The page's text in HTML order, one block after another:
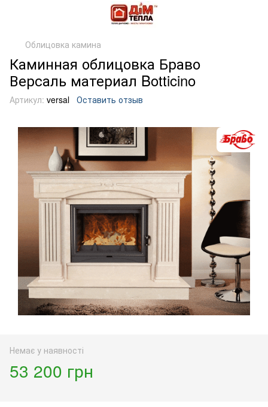
Облицовка камина
Каминная облицовка Браво
Версаль материал Botticino
Артикул: versal Оставить отзыв
Немає у наявності
53 200 грн